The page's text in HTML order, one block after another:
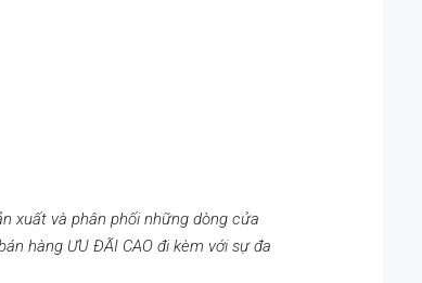
xuất và phân phối những dòng cửa
hàng ƯU ĐÃI CAO đi kèm với sự đa